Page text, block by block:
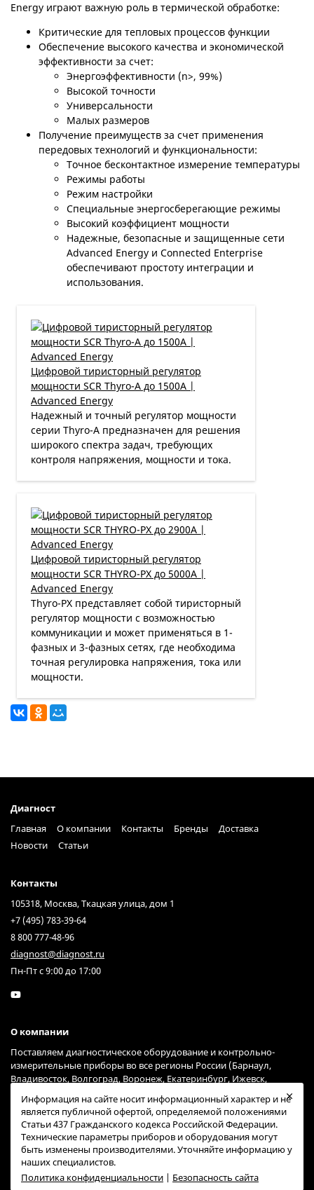
Energy играют важную роль в термической обработке:
Критические для тепловых процессов функции
Обеспечение высокого качества и экономической
эффективности за счет:
Энергоэффективности (n>, 99%)
Высокой точности
Универсальности
Малых размеров
Получение преимуществ за счет применения
передовых технологий и функциональности:
Точное бесконтактное измерение температуры
Режимы работы
Режим настройки
Специальные энергосберегающие режимы
Высокий коэффициент мощности
Надежные, безопасные и защищенные сети
Advanced Energy и Connected Enterprise
обеспечивают простоту интеграции и
использования.
Цифровой тиристорный регулятор
мощности SCR Thyro-A до 1500А |
Advanced Energy
Надежный и точный регулятор мощности
серии Thyro-A предназначен для решения
широкого спектра задач, требующих
контроля напряжения, мощности и тока.
Цифровой тиристорный регулятор
мощности SCR THYRO-PX до 5000А |
Advanced Energy
Thyro-PX представляет собой тиристорный
регулятор мощности с возможностью
коммуникации и может применяться в 1-
фазных и 3-фазных сетях, где необходима
точная регулировка напряжения, тока или
мощности.
Диагност
Главная
О компании Контакты Бренды
Доставка
Новости
Статьи
Контакты
105318, Москва, Ткацкая улица, дом 1
+7 (495) 783-39-64
8 800 777-48-96
diagnost@diagnost.ru
Пн-Пт с 9:00 до 17:00
О компании
Поставляем диагностическое оборудование и контрольно-
измерительные приборы во все регионы России (Барнаул,
Владивосток, Волгоград, Воронеж, Екатеринбург, Ижевск,
Новгород, Новосибирск, Омск, Пермь, Ростов-на-Дону, Самара,
Санкт-Петербург, Саратов, Тольятти, Тюмень, Ульяновск, Уфа,
Хабаровск, Челябинск, Ярославль) через курьерские службы
Гарантпост и СДЭК (возможна доставка и через другие сервисы).
Информация на сайте носит информационный характер и не
является публичной офертой, определяемой положениями
Статьи 437 Гражданского кодекса Российской Федерации.
Технические параметры приборов и оборудования могут
быть изменены производителями. Уточняйте информацию у
наших специалистов.
Политика конфиденциальности | Безопасность сайта